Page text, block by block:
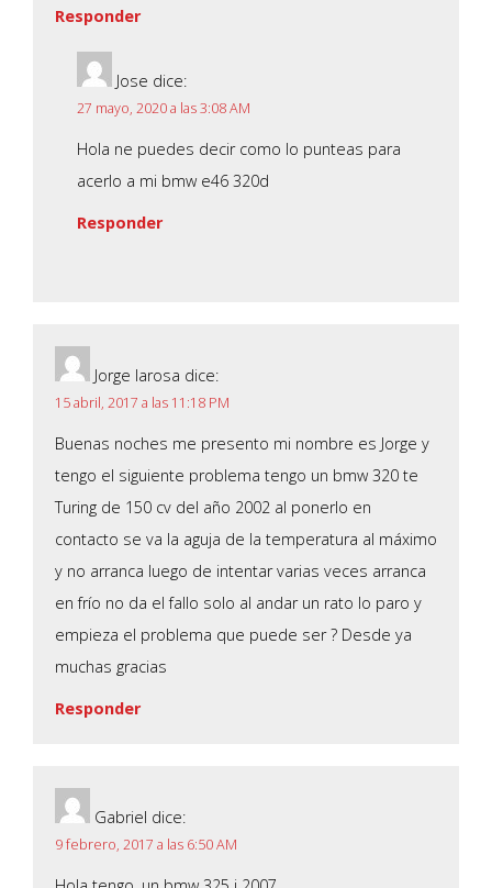
Responder
Jose dice:
27 mayo, 2020 a las 3:08 AM
Hola ne puedes decir como lo punteas para
acerlo a mi bmw e46 320d
Responder
Jorge larosa dice:
15 abril, 2017 a las 11:18 PM
Buenas noches me presento mi nombre es Jorge y
tengo el siguiente problema tengo un bmw 320 te
Turing de 150 cv del año 2002 al ponerlo en
contacto se va la aguja de la temperatura al máximo
y no arranca luego de intentar varias veces arranca
en frío no da el fallo solo al andar un rato lo paro y
empieza el problema que puede ser ? Desde ya
muchas gracias
Responder
Gabriel dice:
9 febrero, 2017 a las 6:50 AM